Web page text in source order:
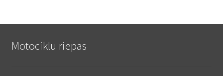
Motociklu riepas